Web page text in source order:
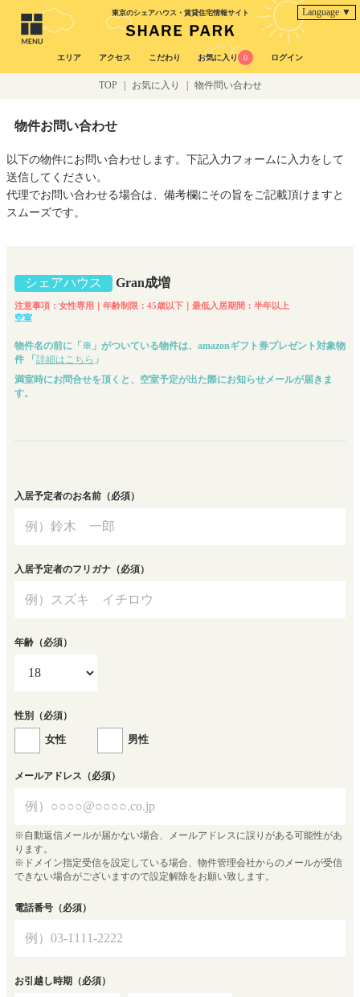
東京のシェアハウス・賃貸住宅情報サイト Language ▼
エリア アクセス こだわり お気に入り 0 ログイン
TOP お気に入り 物件問い合わせ
物件お問い合わせ
以下の物件にお問い合わせします。下記入力フォームに入力をして
送信してください。
代理でお問い合わせる場合は、備考欄にその旨をご記載頂けますと
スムーズです。
シェアハウス Gran成増
注意事項：女性専用｜年齢制限：45歳以下｜最低入居期間：半年以上
空室
物件名の前に「※」がついている物件は、amazonギフト券プレゼント対象物
件 「 詳細はこちら 」
満室時にお問合せを頂くと、空室予定が出た際にお知らせメールが届きま
す。
入居予定者のお名前 （必須）
入居予定者のフリガナ （必須）
年齢 （必須）
性別 （必須）
女性 男性
メールアドレス （必須）
※自動返信メールが届かない場合、メールアドレスに誤りがある可能性があ
ります。
※ドメイン指定受信を設定している場合、物件管理会社からのメールが受信
できない場合がございますので設定解除をお願い致します。
電話番号 （必須）
お引越し時期 （必須）